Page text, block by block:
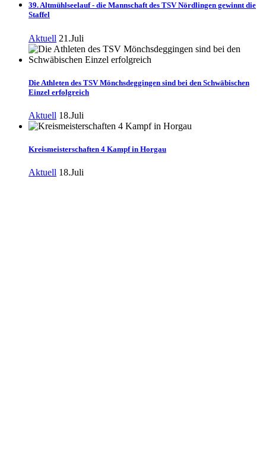
39. Altmühlseelauf - die Mannschaft des TSV Nördlingen gewinnt die
Staffel
Aktuell 21.Juli
Die Athleten des TSV Mönchsdeggingen sind bei den Schwäbischen
Einzel erfolgreich
Aktuell 18.Juli
Kreismeisterschaften 4 Kampf in Horgau
Aktuell 18.Juli